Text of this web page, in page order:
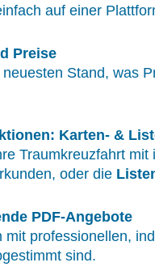
auf einer
Preise
Stand, was
Karten- &
Traumkreuzfahrt
oder die
PDF-Angebote
mit professionellen,
sind.